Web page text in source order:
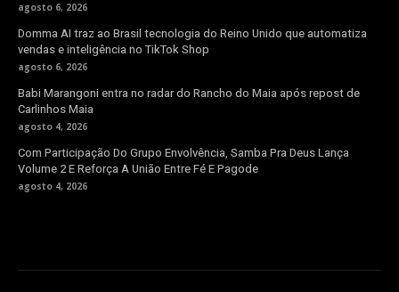
agosto 6, 2026
Domma AI traz ao Brasil tecnologia do Reino Unido que automatiza
vendas e inteligência no TikTok Shop
agosto 6, 2026
Babi Marangoni entra no radar do Rancho do Maia após repost de
Carlinhos Maia
agosto 4, 2026
Com Participação Do Grupo Envolvência, Samba Pra Deus Lança
Volume 2 E Reforça A União Entre Fé E Pagode
agosto 4, 2026